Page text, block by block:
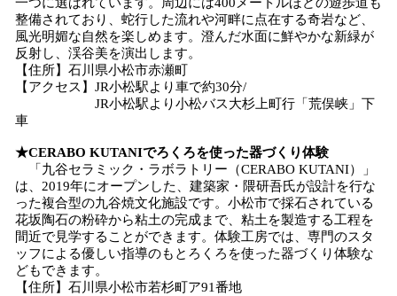
整備されており、蛇行した流れや河畔に点在する奇岩など、
風光明媚な自然を楽しめます。澄んだ水面に鮮やかな新緑が
反射し、渓谷美を演出します。
【住所】石川県小松市赤瀬町
【アクセス】JR小松駅より車で約30分/
JR小松駅より小松バス大杉上町行「荒俣峡」下
車
★CERABO KUTANIでろくろを使った器づくり体験
「九谷セラミック・ラボラトリー（CERABO KUTANI）」
は、2019年にオープンした、建築家・隈研吾氏が設計を行な
った複合型の九谷焼文化施設です。小松市で採石されている
花坂陶石の粉砕から粘土の完成まで、粘土を製造する工程を
間近で見学することができます。体験工房では、専門のスタ
ッフによる優しい指導のもとろくろを使った器づくり体験な
どもできます。
【住所】石川県小松市若杉町ア91番地